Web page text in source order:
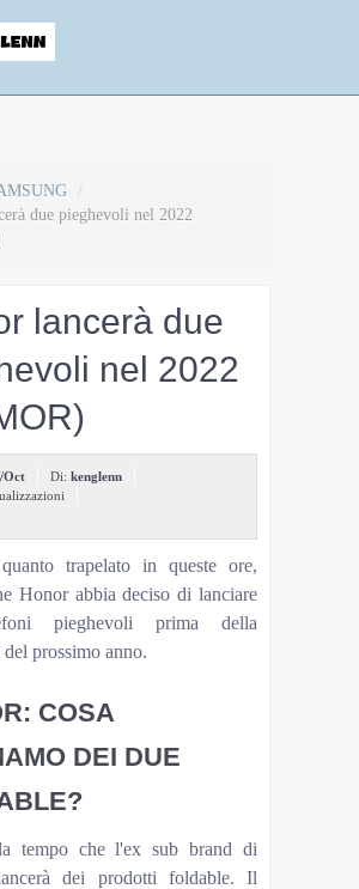
/
due pieghevoli nel 2022
lancerà due
nel 2022
Oct Di: kenglenn
trapelato in queste ore,
Honor abbia deciso di lanciare
pieghevoli prima della
prossimo anno.
COSA
DEI DUE
tempo che l'ex sub brand di
dei prodotti foldable. Il